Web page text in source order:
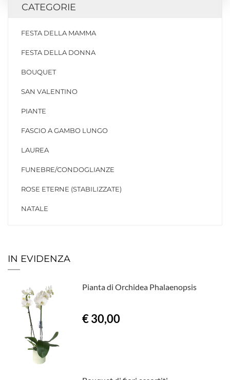
CATEGORIE
FESTA DELLA MAMMA
FESTA DELLA DONNA
BOUQUET
SAN VALENTINO
PIANTE
FASCIO A GAMBO LUNGO
LAUREA
FUNEBRE/CONDOGLIANZE
ROSE ETERNE (STABILIZZATE)
NATALE
IN EVIDENZA
Pianta di Orchidea Phalaenopsis
€ 30,00